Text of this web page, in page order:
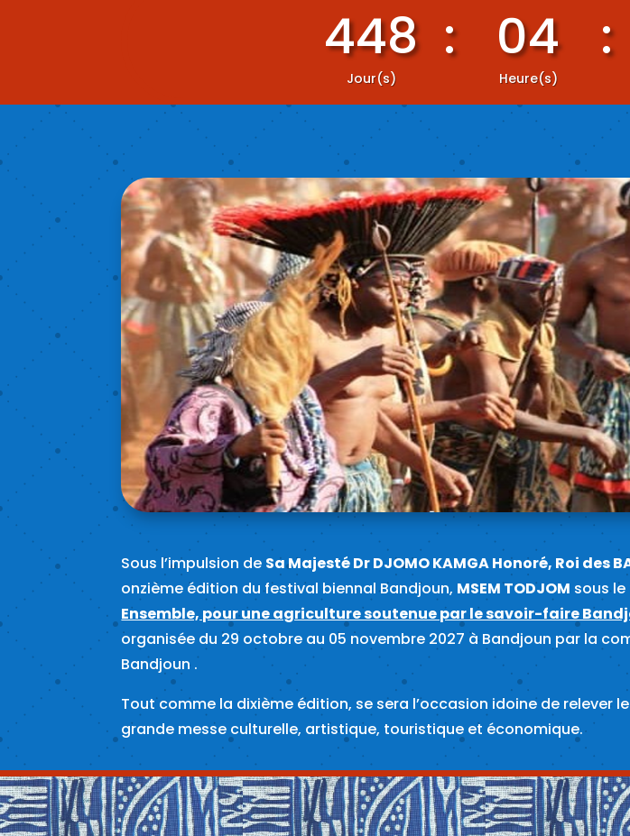
448
Jour(s)
: 04
Heure(s)
:
Sous l’impulsion de Sa Majesté Dr DJOMO KAMGA Honoré, Roi des
onzième édition du festival biennal Bandjoun, MSEM TODJOM sous
Ensemble, pour une agriculture soutenue par le savoir-faire
organisée du 29 octobre au 05 novembre 2027 à Bandjoun par la
Bandjoun .
Tout comme la dixième édition, se sera l’occasion idoine de relever
grande messe culturelle, artistique, touristique et économique.